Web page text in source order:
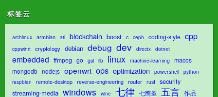
标签云
archlinux armbian atl blockchain boost c ceph coding-style cpp
cppwinrt cryptology debian debug dev directx dotnet
embedded ffmpeg go gsl lib linux machine-learning macos
mongodb nodejs openwrt ops optimization powershell
python
raspbian
remote-desktop reverse-engineering router rust security
streaming-media windows wine 七律 七鹰圣 五言 作品